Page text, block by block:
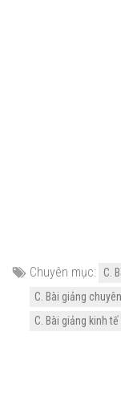
Chuyên mục:
C.
C. Bài giảng
C. Bài giảng kinh tế